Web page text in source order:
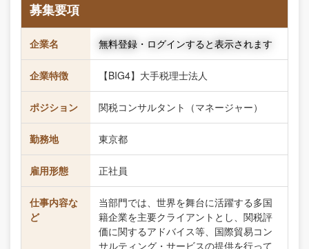
募集要項
企業名 無料登録・ログインすると表示されます
企業特徴 【BIG4】大手税理士法人
ポジション 関税コンサルタント（マネージャー）
勤務地 東京都
雇用形態 正社員
仕事内容な
ど
当部門では、世界を舞台に活躍する多国
籍企業を主要クライアントとし、関税評
価に関するアドバイス等、国際貿易コン
サルティング・サービスの提供を行って